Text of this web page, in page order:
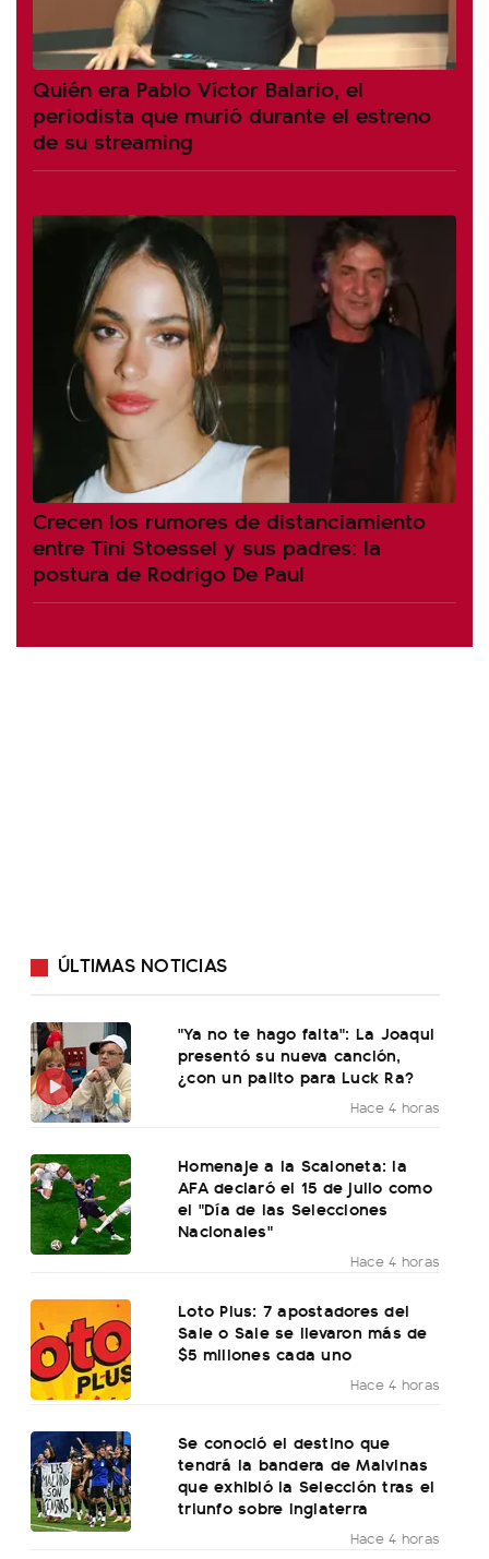
Quién era Pablo Víctor Balario, el
periodista que murió durante el estreno
de su streaming
Crecen los rumores de distanciamiento
entre Tini Stoessel y sus padres: la
postura de Rodrigo De Paul
ÚLTIMAS NOTICIAS
"Ya no te hago falta": La Joaqui
presentó su nueva canción,
¿con un palito para Luck Ra?
Hace 4 horas
Homenaje a la Scaloneta: la
AFA declaró el 15 de julio como
el "Día de las Selecciones
Nacionales"
Hace 4 horas
Loto Plus: 7 apostadores del
Sale o Sale se llevaron más de
$5 millones cada uno
Hace 4 horas
Se conoció el destino que
tendrá la bandera de Malvinas
que exhibió la Selección tras el
triunfo sobre Inglaterra
Hace 4 horas